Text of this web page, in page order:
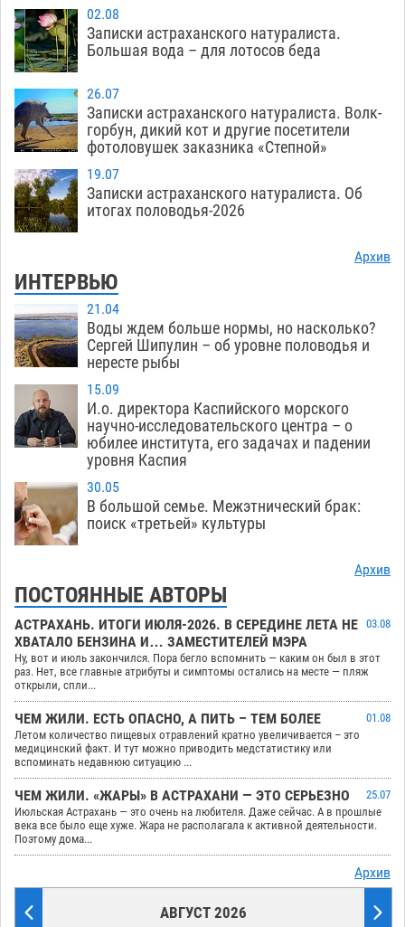
02.08
Записки астраханского натуралиста.
Большая вода – для лотосов беда
26.07
Записки астраханского натуралиста. Волк-
горбун, дикий кот и другие посетители
фотоловушек заказника «Степной»
19.07
Записки астраханского натуралиста. Об
итогах половодья-2026
Архив
ИНТЕРВЬЮ
21.04
Воды ждем больше нормы, но насколько?
Сергей Шипулин – об уровне половодья и
нересте рыбы
15.09
И.о. директора Каспийского морского
научно-исследовательского центра – о
юбилее института, его задачах и падении
уровня Каспия
30.05
В большой семье. Межэтнический брак:
поиск «третьей» культуры
Архив
ПОСТОЯННЫЕ АВТОРЫ
АСТРАХАНЬ. ИТОГИ ИЮЛЯ-2026. В СЕРЕДИНЕ ЛЕТА НЕ
ХВАТАЛО БЕНЗИНА И… ЗАМЕСТИТЕЛЕЙ МЭРА
03.08
Ну, вот и июль закончился. Пора бегло вспомнить — каким он был в этот
раз. Нет, все главные атрибуты и симптомы остались на месте — пляж
открыли, спли...
ЧЕМ ЖИЛИ. ЕСТЬ ОПАСНО, А ПИТЬ – ТЕМ БОЛЕЕ
01.08
Летом количество пищевых отравлений кратно увеличивается – это
медицинский факт. И тут можно приводить медстатистику или
вспоминать недавнюю ситуацию ...
ЧЕМ ЖИЛИ. «ЖАРЫ» В АСТРАХАНИ — ЭТО СЕРЬЕЗНО
25.07
Июльская Астрахань — это очень на любителя. Даже сейчас. А в прошлые
века все было еще хуже. Жара не располагала к активной деятельности.
Поэтому дома...
Архив
АВГУСТ 2026